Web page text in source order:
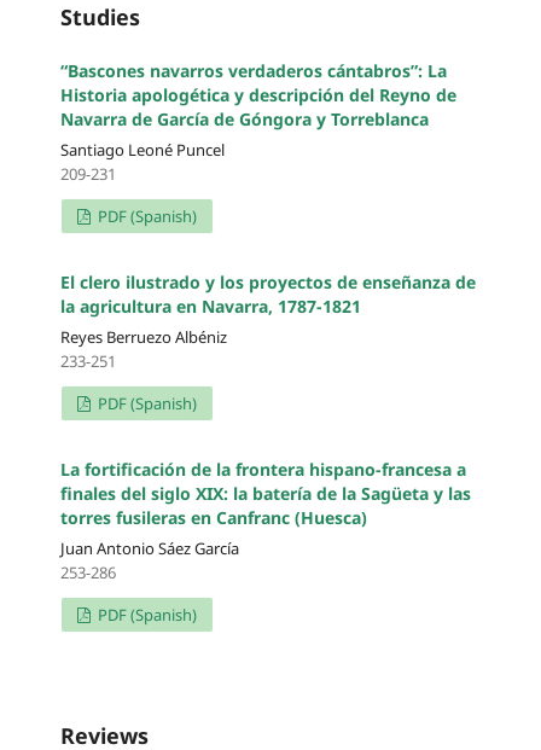
Studies
“Bascones navarros verdaderos cántabros”: La
Historia apologética y descripción del Reyno de
Navarra de García de Góngora y Torreblanca
Santiago Leoné Puncel
209-231
PDF (Spanish)
El clero ilustrado y los proyectos de enseñanza de
la agricultura en Navarra, 1787-1821
Reyes Berruezo Albéniz
233-251
PDF (Spanish)
La fortificación de la frontera hispano-francesa a
finales del siglo XIX: la batería de la Sagüeta y las
torres fusileras en Canfranc (Huesca)
Juan Antonio Sáez García
253-286
PDF (Spanish)
Reviews